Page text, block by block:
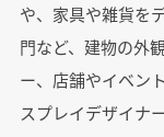
や、家具や雑貨を
門など、建物の外
ー、店舗やイベン
スプレイデザイナ